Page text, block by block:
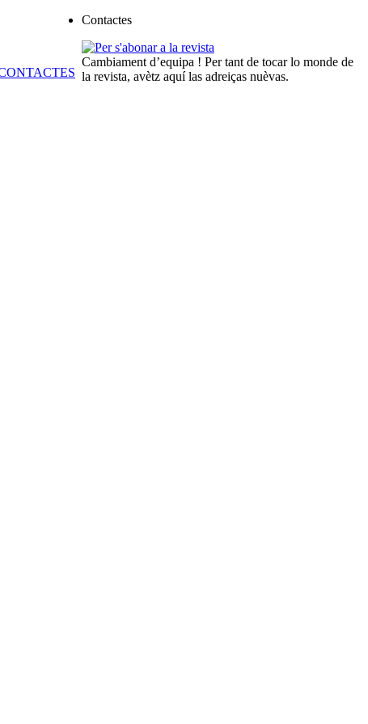
Contactes
Cambiament d’equipa ! Per tant de tocar lo monde de
la revista, avètz aquí las adreiças nuèvas.